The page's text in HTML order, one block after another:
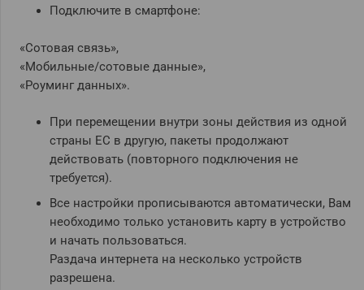
Подключите в смартфоне:
«Сотовая связь»,
«Мобильные/сотовые данные»,
«Роуминг данных».
При перемещении внутри зоны действия из одной
страны ЕС в другую, пакеты продолжают
действовать (повторного подключения не
требуется).
Все настройки прописываются автоматически, Вам
необходимо только установить карту в устройство
и начать пользоваться.
Раздача интернета на несколько устройств
разрешена.